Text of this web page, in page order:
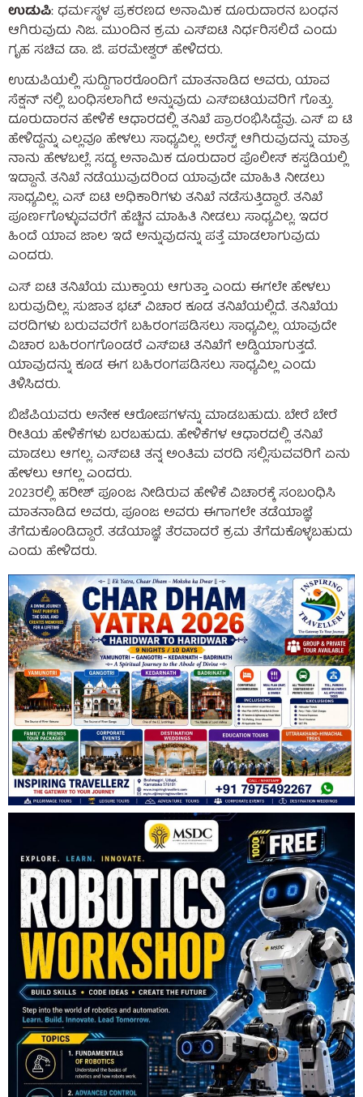
ಉಡುಪಿ: ಧರ್ಮಸ್ಥಳ ಪ್ರಕರಣದ ಅನಾಮಿಕ ದೂರುದಾರನ ಬಂಧನ
ಆಗಿರುವುದು ನಿಜ. ಮುಂದಿನ ಕ್ರಮ ಎಸ್‌ಐಟಿ ನಿರ್ಧರಿಸಲಿದೆ ಎಂದು
ಗೃಹ ಸಚಿವ ಡಾ. ಜಿ. ಪರಮೇಶ್ವರ್ ಹೇಳಿದರು.
ಉಡುಪಿಯಲ್ಲಿ ಸುದ್ದಿಗಾರರೊಂದಿಗೆ ಮಾತನಾಡಿದ ಅವರು, ಯಾವ
ಸೆಕ್ಷನ್ ನಲ್ಲಿ ಬಂಧಿಸಲಾಗಿದೆ ಅನ್ನುವುದು ಎಸ್ಐಟಿಯವರಿಗೆ ಗೊತ್ತು.
ದೂರುದಾರನ ಹೇಳಿಕೆ ಆಧಾರದಲ್ಲಿ ತನಿಖೆ ಪ್ರಾರಂಭಿಸಿದ್ದೆವು. ಎಸ್ ಐ ಟಿ
ಹೇಳಿದ್ದನ್ನು ಎಲ್ಲವೂ ಹೇಳಲು ಸಾಧ್ಯವಿಲ್ಲ. ಅರೆಸ್ಟ್ ಆಗಿರುವುದನ್ನು ಮಾತ್ರ
ನಾನು ಹೇಳಬಲ್ಲೆ. ಸದ್ಯ ಅನಾಮಿಕ‌ ದೂರುದಾರ ಪೊಲೀಸ್ ಕಸ್ಟಡಿಯಲ್ಲಿ
ಇದ್ದಾನೆ. ತನಿಖೆ ನಡೆಯುವುದರಿಂದ ಯಾವುದೇ ಮಾಹಿತಿ ನೀಡಲು
ಸಾಧ್ಯವಿಲ್ಲ. ಎಸ್ ಐಟಿ ಅಧಿಕಾರಿಗಳು ತನಿಖೆ ನಡೆಸುತ್ತಿದ್ದಾರೆ. ತನಿಖೆ
ಪೂರ್ಣಗೊಳ್ಳುವವರೆಗೆ ಹೆಚ್ಚಿನ ಮಾಹಿತಿ ನೀಡಲು ಸಾಧ್ಯವಿಲ್ಲ. ಇದರ
ಹಿಂದೆ ಯಾವ ಜಾಲ ಇದೆ ಅನ್ನುವುದನ್ನು ಪತ್ತೆ ಮಾಡಲಾಗುವುದು
ಎಂದರು.
ಎಸ್ ಐಟಿ ತನಿಖೆಯ ಮುಕ್ತಾಯ ಆಗುತ್ತಾ ಎಂದು ಈಗಲೇ ಹೇಳಲು
ಬರುವುದಿಲ್ಲ. ಸುಜಾತ ಭಟ್ ವಿಚಾರ ಕೂಡ ತನಿಖೆಯಲ್ಲಿದೆ. ತನಿಖೆಯ
ವರದಿಗಳು ಬರುವವರೆಗೆ ಬಹಿರಂಗಪಡಿಸಲು ಸಾಧ್ಯವಿಲ್ಲ. ಯಾವುದೇ
ವಿಚಾರ ಬಹಿರಂಗಗೊಂಡರೆ ಎಸ್ಐಟಿ ತನಿಖೆಗೆ ಅಡ್ಡಿಯಾಗುತ್ತದೆ.
ಯಾವುದನ್ನು ಕೂಡ ಈಗ ಬಹಿರಂಗಪಡಿಸಲು ಸಾಧ್ಯವಿಲ್ಲ ಎಂದು
ತಿಳಿಸಿದರು.
ಬಿಜೆಪಿಯವರು ಅನೇಕ ಆರೋಪಗಳನ್ನು ಮಾಡಬಹುದು‌. ಬೇರೆ ಬೇರೆ
ರೀತಿಯ ಹೇಳಿಕೆಗಳು ಬರಬಹುದು. ಹೇಳಿಕೆಗಳ ಆಧಾರದಲ್ಲಿ ತನಿಖೆ
ಮಾಡಲು ಆಗಲ್ಲ. ಎಸ್ಐಟಿ ತನ್ನ ಅಂತಿಮ ವರದಿ ಸಲ್ಲಿಸುವವರಿಗೆ ಏನು
ಹೇಳಲು ಆಗಲ್ಲ ಎಂದರು.
2023ರಲ್ಲಿ ಹರೀಶ್ ಪೂಂಜ ನೀಡಿರುವ ಹೇಳಿಕೆ ವಿಚಾರಕ್ಕೆ ಸಂಬಂಧಿಸಿ
ಮಾತನಾಡಿದ ಅವರು, ಪೂಂಜ ಅವರು ಈಗಾಗಲೇ ತಡೆಯಾಜ್ಞೆ
ತೆಗೆದುಕೊಂಡಿದ್ದಾರೆ. ತಡೆಯಾಜ್ಞೆ ತೆರವಾದರೆ ಕ್ರಮ ತೆಗೆದುಕೊಳ್ಳಬಹುದು
ಎಂದು ಹೇಳಿದರು.